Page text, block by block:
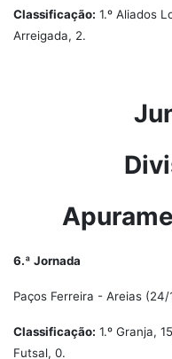
Classificação: 1.º Aliados
Arreigada, 2.
6.ª Jornada
Paços Ferreira - Areias (24/
Classificação: 1.º Granja,
Futsal, 0.